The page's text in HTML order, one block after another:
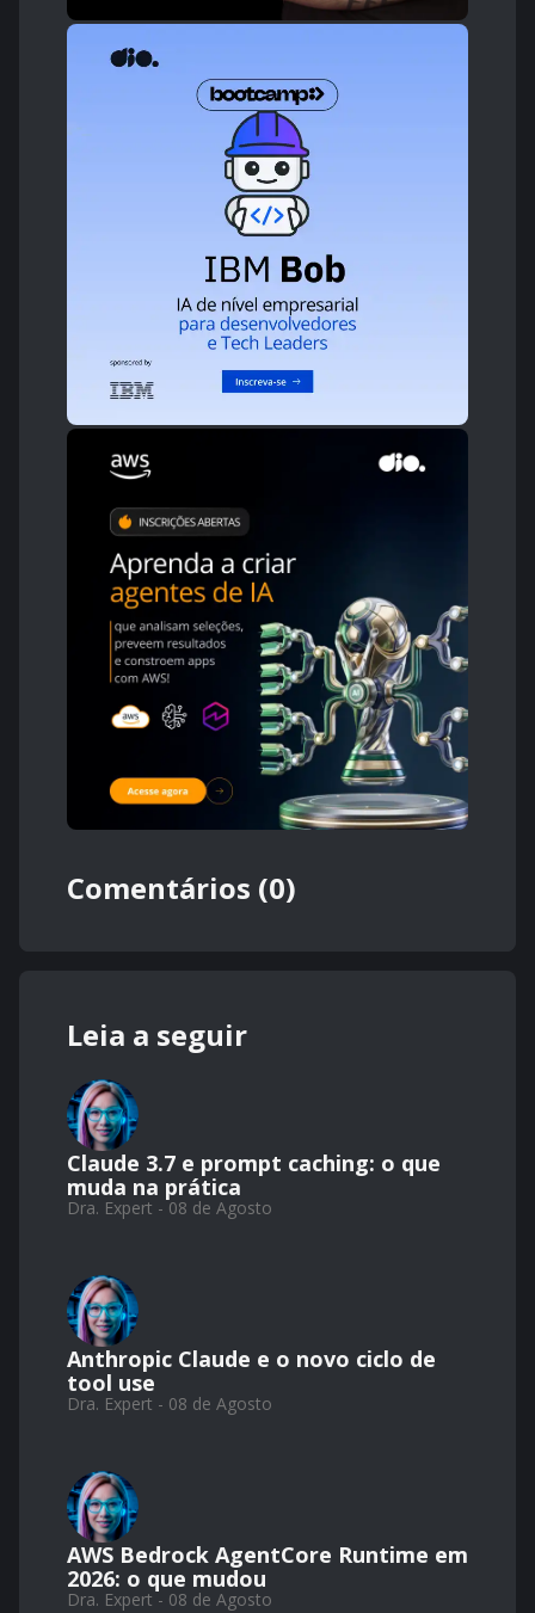
Comentários (0)
Leia a seguir
Claude 3.7 e prompt caching: o que
muda na prática
Dra. Expert - 08 de Agosto
Anthropic Claude e o novo ciclo de
tool use
Dra. Expert - 08 de Agosto
AWS Bedrock AgentCore Runtime em
2026: o que mudou
Dra. Expert - 08 de Agosto